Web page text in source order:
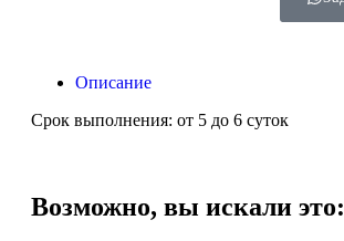
Описание
Срок выполнения: от 5 до 6 суток
Возможно, вы искали это: